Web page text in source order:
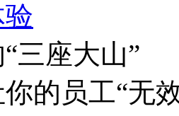
三座大山”
的员工“无